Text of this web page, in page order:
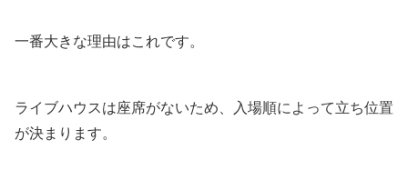
一番大きな理由はこれです。
ライブハウスは座席がないため、入場順によって立ち位置
が決まります。